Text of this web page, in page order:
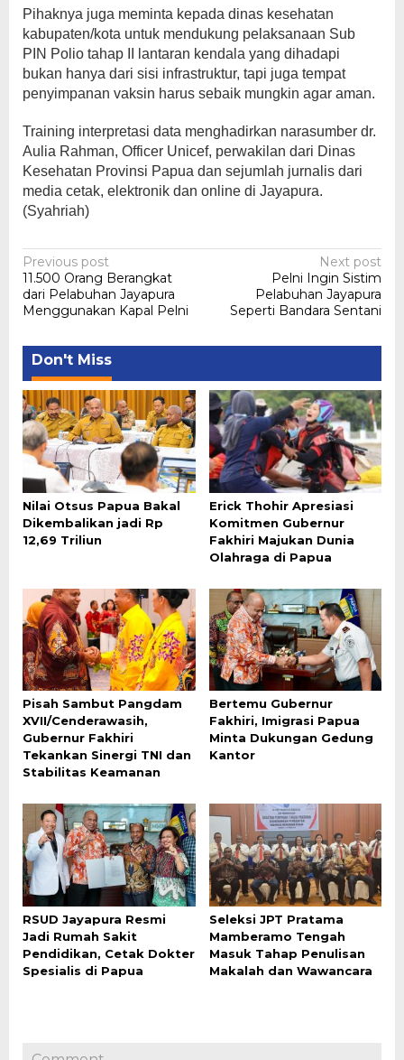
Pihaknya juga meminta kepada dinas kesehatan
kabupaten/kota untuk mendukung pelaksanaan Sub
PIN Polio tahap II lantaran kendala yang dihadapi
bukan hanya dari sisi infrastruktur, tapi juga tempat
penyimpanan vaksin harus sebaik mungkin agar aman.
Training interpretasi data menghadirkan narasumber dr.
Aulia Rahman, Officer Unicef, perwakilan dari Dinas
Kesehatan Provinsi Papua dan sejumlah jurnalis dari
media cetak, elektronik dan online di Jayapura.
(Syahriah)
Post
navigation
Previous post
11.500 Orang Berangkat
dari Pelabuhan Jayapura
Menggunakan Kapal Pelni
Next post
Pelni Ingin Sistim
Pelabuhan Jayapura
Seperti Bandara Sentani
Don't Miss
Nilai Otsus Papua Bakal
Dikembalikan jadi Rp
12,69 Triliun
Erick Thohir Apresiasi
Komitmen Gubernur
Fakhiri Majukan Dunia
Olahraga di Papua
Pisah Sambut Pangdam
XVII/Cenderawasih,
Gubernur Fakhiri
Tekankan Sinergi TNI dan
Stabilitas Keamanan
Bertemu Gubernur
Fakhiri, Imigrasi Papua
Minta Dukungan Gedung
Kantor
RSUD Jayapura Resmi
Jadi Rumah Sakit
Pendidikan, Cetak Dokter
Spesialis di Papua
Seleksi JPT Pratama
Mamberamo Tengah
Masuk Tahap Penulisan
Makalah dan Wawancara